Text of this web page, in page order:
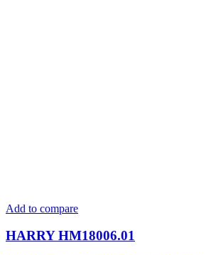
Add to compare
HARRY HM18006.01